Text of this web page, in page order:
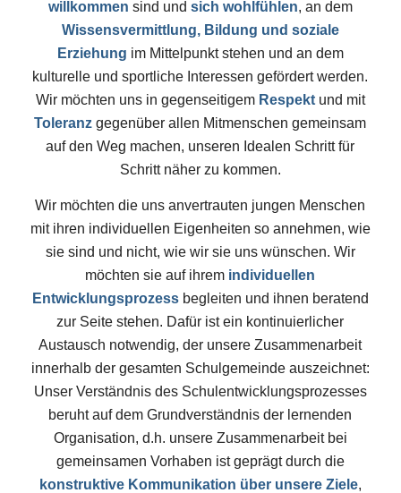
willkommen sind und sich wohlfühlen, an dem
Wissensvermittlung, Bildung und soziale
Erziehung im Mittelpunkt stehen und an dem
kulturelle und sportliche Interessen gefördert werden.
Wir möchten uns in gegenseitigem Respektund mit
Toleranz gegenüber allen Mitmenschen gemeinsam
auf den Weg machen, unseren Idealen Schritt für
Schritt näher zu kommen.
Wir möchten die uns anvertrauten jungen Menschen
mit ihren individuellen Eigenheiten so annehmen, wie
sie sind und nicht, wie wir sie uns wünschen. Wir
möchten sie auf ihrem individuellen
Entwicklungsprozessbegleiten und ihnen beratend
zur Seite stehen. Dafür ist ein kontinuierlicher
Austausch notwendig, der unsere Zusammenarbeit
innerhalb der gesamten Schulgemeinde auszeichnet:
Unser Verständnis des Schulentwicklungsprozesses
beruht auf dem Grundverständnis der lernenden
Organisation, d.h. unsere Zusammenarbeit bei
gemeinsamen Vorhaben ist geprägt durch die
konstruktive Kommunikation über unsere Ziele,